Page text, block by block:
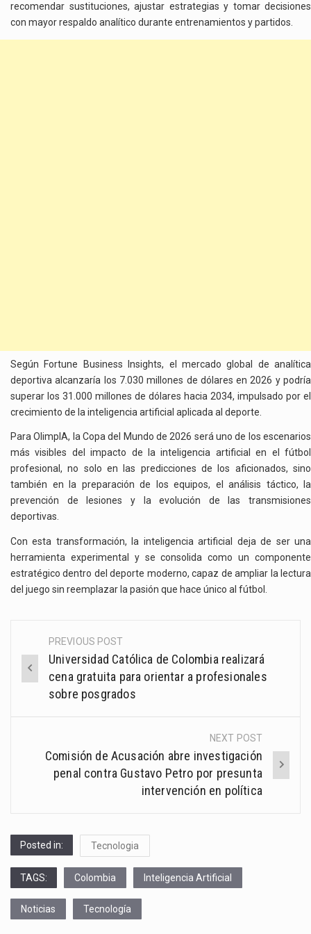
recomendar sustituciones, ajustar estrategias y tomar decisiones
con mayor respaldo analítico durante entrenamientos y partidos.
Según Fortune Business Insights, el mercado global de analítica
deportiva alcanzaría los 7.030 millones de dólares en 2026 y podría
superar los 31.000 millones de dólares hacia 2034, impulsado por el
crecimiento de la inteligencia artificial aplicada al deporte.
Para OlimpIA, la Copa del Mundo de 2026 será uno de los escenarios
más visibles del impacto de la inteligencia artificial en el fútbol
profesional, no solo en las predicciones de los aficionados, sino
también en la preparación de los equipos, el análisis táctico, la
prevención de lesiones y la evolución de las transmisiones
deportivas.
Con esta transformación, la inteligencia artificial deja de ser una
herramienta experimental y se consolida como un componente
estratégico dentro del deporte moderno, capaz de ampliar la lectura
del juego sin reemplazar la pasión que hace único al fútbol.
Post
navigation
PREVIOUS POST
Universidad Católica de Colombia realizará
cena gratuita para orientar a profesionales
sobre posgrados
NEXT POST
Comisión de Acusación abre investigación
penal contra Gustavo Petro por presunta
intervención en política
Posted in: Tecnologia
TAGS: Colombia Inteligencia Artificial
Noticias Tecnología